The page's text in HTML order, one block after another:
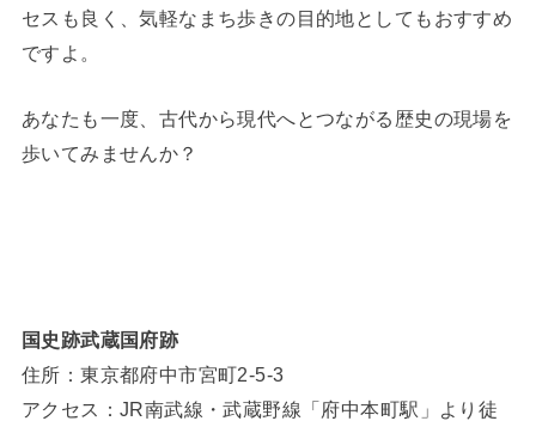
セスも良く、気軽なまち歩きの目的地としてもおすすめ
ですよ。
あなたも一度、古代から現代へとつながる歴史の現場を
歩いてみませんか？
国史跡武蔵国府跡
住所：東京都府中市宮町2-5-3
アクセス：JR南武線・武蔵野線「府中本町駅」より徒